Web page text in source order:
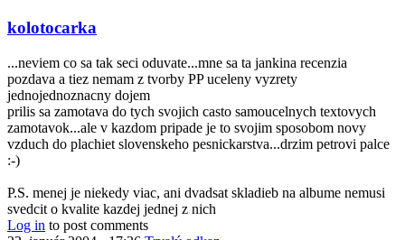
kolotocarka
...neviem co sa tak seci oduvate...mne sa ta jankina recenzia
pozdava a tiez nemam z tvorby PP uceleny vyzrety
jednojednoznacny dojem
prilis sa zamotava do tych svojich casto samoucelnych textovych
zamotavok...ale v kazdom pripade je to svojim sposobom novy
vzduch do plachiet slovenskeho pesnickarstva...drzim petrovi palce
:-)
P.S. menej je niekedy viac, ani dvadsat skladieb na albume nemusi
svedcit o kvalite kazdej jednej z nich
Log in to post comments